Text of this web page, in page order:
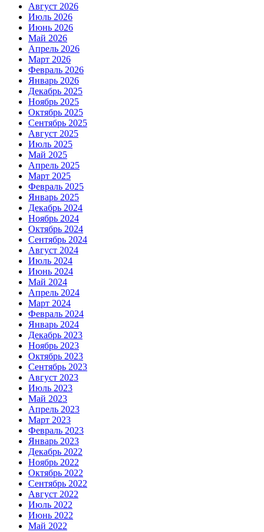
Август 2026
Июль 2026
Июнь 2026
Май 2026
Апрель 2026
Март 2026
Февраль 2026
Январь 2026
Декабрь 2025
Ноябрь 2025
Октябрь 2025
Сентябрь 2025
Август 2025
Июль 2025
Май 2025
Апрель 2025
Март 2025
Февраль 2025
Январь 2025
Декабрь 2024
Ноябрь 2024
Октябрь 2024
Сентябрь 2024
Август 2024
Июль 2024
Июнь 2024
Май 2024
Апрель 2024
Март 2024
Февраль 2024
Январь 2024
Декабрь 2023
Ноябрь 2023
Октябрь 2023
Сентябрь 2023
Август 2023
Июль 2023
Май 2023
Апрель 2023
Март 2023
Февраль 2023
Январь 2023
Декабрь 2022
Ноябрь 2022
Октябрь 2022
Сентябрь 2022
Август 2022
Июль 2022
Июнь 2022
Май 2022